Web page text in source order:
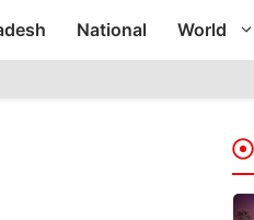
National World